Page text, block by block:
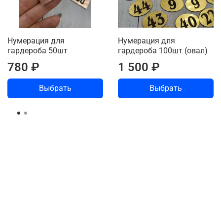
Нумерация для
гардероба 50шт
780 ₽
Выбрать
Нумерация для
гардероба 100шт (овал)
1 500 ₽
Выбрать